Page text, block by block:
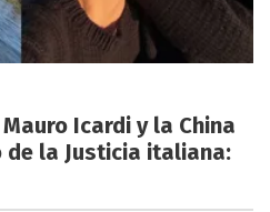
Icardi y la China
la Justicia italiana: